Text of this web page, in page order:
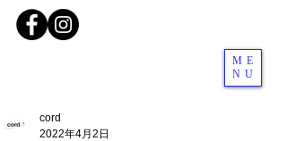
ME
NU
cord
2022年4月2日